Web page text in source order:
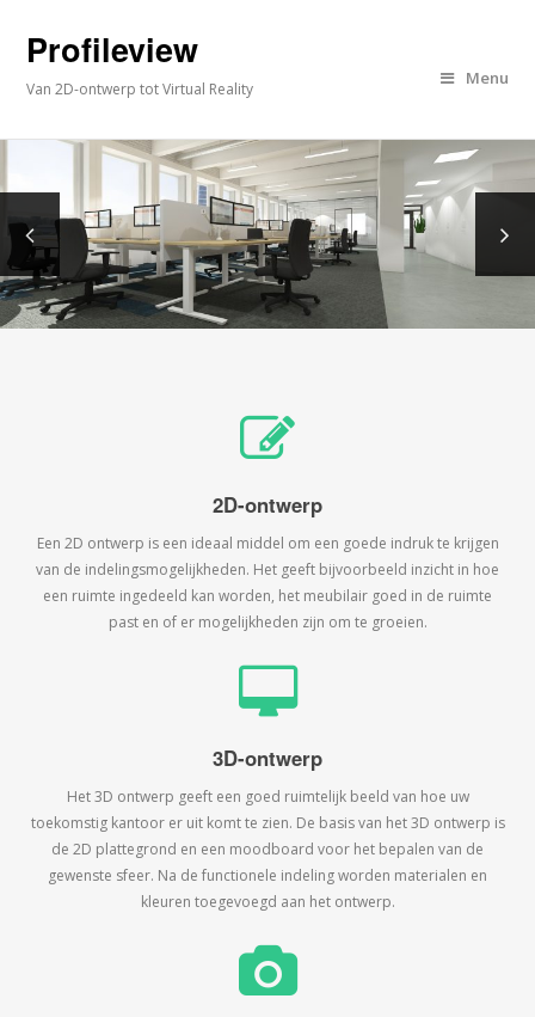
Profileview
Van 2D-ontwerp tot Virtual Reality
Menu
2D-ontwerp
Een 2D ontwerp is een ideaal middel om een goede indruk te krijgen
van de indelingsmogelijkheden. Het geeft bijvoorbeeld inzicht in hoe
een ruimte ingedeeld kan worden, het meubilair goed in de ruimte
past en of er mogelijkheden zijn om te groeien.
3D-ontwerp
Het 3D ontwerp geeft een goed ruimtelijk beeld van hoe uw
toekomstig kantoor er uit komt te zien. De basis van het 3D ontwerp is
de 2D plattegrond en een moodboard voor het bepalen van de
gewenste sfeer. Na de functionele indeling worden materialen en
kleuren toegevoegd aan het ontwerp.